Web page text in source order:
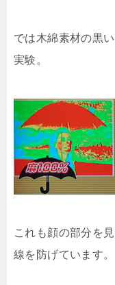
では木綿素材の黒
実験。
これも顔の部分を
線を防げています。